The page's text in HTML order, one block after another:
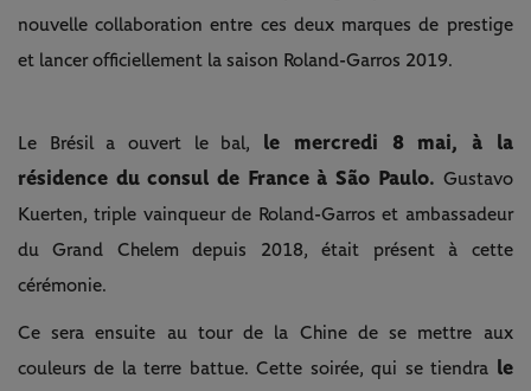
nouvelle collaboration entre ces deux marques de prestige
et lancer officiellement la saison Roland-Garros 2019.
Le Brésil a ouvert le bal, le mercredi 8 mai, à la
résidence du consul de France à São Paulo. Gustavo
Kuerten, triple vainqueur de Roland-Garros et ambassadeur
du Grand Chelem depuis 2018, était présent à cette
cérémonie.
Ce sera ensuite au tour de la Chine de se mettre aux
couleurs de la terre battue. Cette soirée, qui se tiendra le